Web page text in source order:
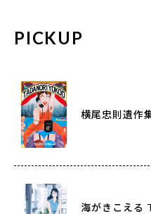
PICKUP
横尾忠則遺作
海がきこえる